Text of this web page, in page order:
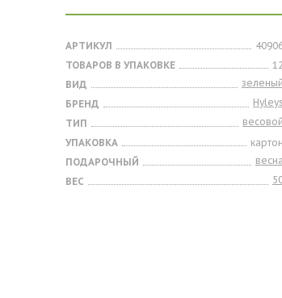
АРТИКУЛ
ТОВАРОВ В УПАКОВКЕ
12
ВИД
зеленый
БРЕНД
Hyleys
ТИП
весовой
УПАКОВКА
картон
ПОДАРОЧНЫЙ
весна
ВЕС